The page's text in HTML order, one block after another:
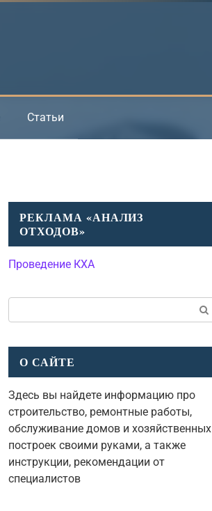
Статьи
РЕКЛАМА «АНАЛИЗ
ОТХОДОВ»
Проведение КХА
О САЙТЕ
Здесь вы найдете информацию про
строительство, ремонтные работы,
обслуживание домов и хозяйственных
построек своими руками, а также
инструкции, рекомендации от
специалистов